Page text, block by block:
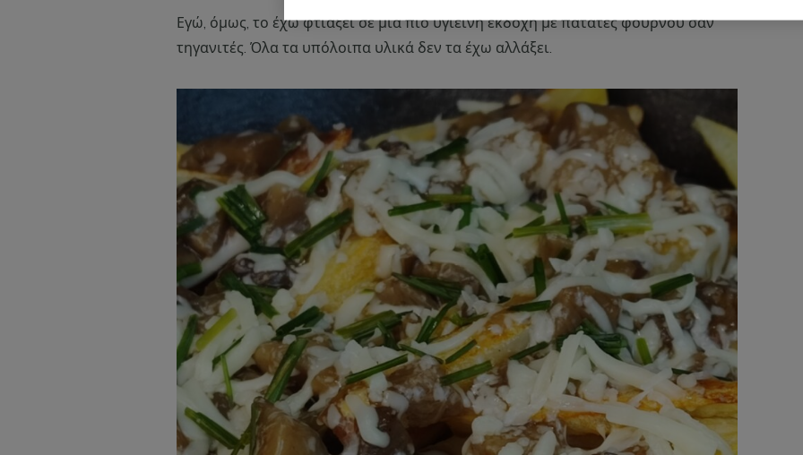
Εγώ, όμως, το έχω φτιάξει σε μια πιο υγιεινή εκδοχή με πατάτες φούρνου σαν
τηγανιτές. Όλα τα υπόλοιπα υλικά δεν τα έχω αλλάξει.